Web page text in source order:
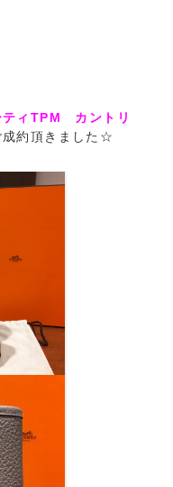
ティTPM カントリ
成約頂きました☆